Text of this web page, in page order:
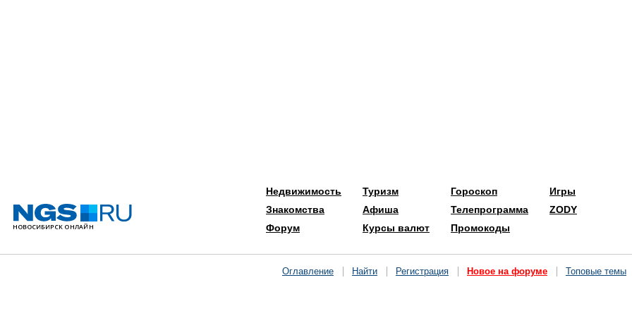
Недвижимость
Знакомства
Форум
Туризм
Афиша
Курсы валют
Гороскоп
Телепрограмма
Промокоды
Игры
ZODY
Оглавление Найти Регистрация Новое на форуме Топовые темы